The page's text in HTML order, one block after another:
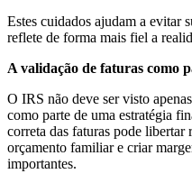
Estes cuidados ajudam a evitar
reflete de forma mais fiel a
A validação de faturas como
O IRS não deve ser visto
como parte de uma estratégia
correta das faturas pode
orçamento familiar e criar
importantes.